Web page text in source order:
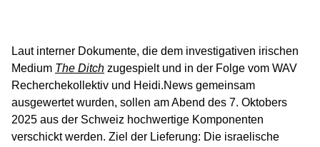
Laut interner Dokumente, die dem investigativen irischen
Medium The Ditch zugespielt und in der Folge vom WAV
Recherchekollektiv und Heidi.News gemeinsam
ausgewertet wurden, sollen am Abend des 7. Oktobers
2025 aus der Schweiz hochwertige Komponenten
verschickt werden. Ziel der Lieferung: Die israelische